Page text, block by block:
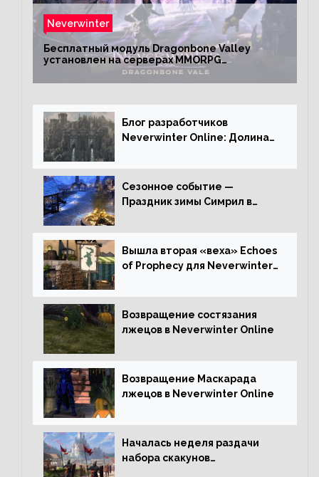
Neverwinter
Бесплатный модуль Dragonbone Valley
установлен на серверах MMORPG
Блог разработчиков
Neverwinter Online: Долина
Сезонное событие —
Праздник зимы Симрил в
Вышла вторая «веха» Echoes
of Prophecy для Neverwinter
Возвращение состязания
лжецов в Neverwinter Online
Возвращение Маскарада
лжецов в Neverwinter Online
Началась неделя раздачи
набора скакунов